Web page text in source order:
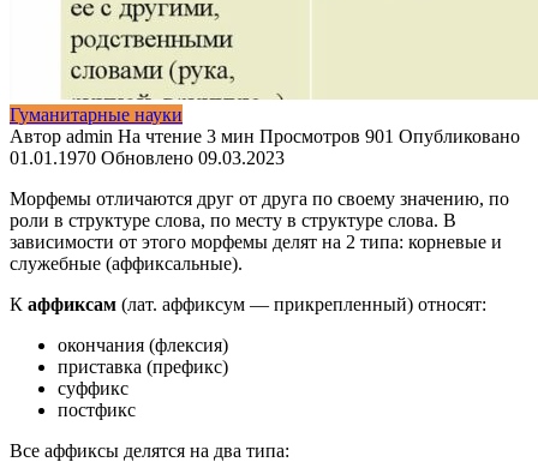
Гуманитарные науки
Автор admin На чтение 3 мин Просмотров 901 Опубликовано
01.01.1970 Обновлено 09.03.2023
Морфемы отличаются друг от друга по своему значению, по
роли в структуре слова, по месту в структуре слова. В
зависимости от этого морфемы делят на 2 типа: корневые и
служебные (аффиксальные).
К аффиксам (лат. аффиксум — прикрепленный) относят:
окончания (флексия)
приставка (префикс)
суффикс
постфикс
Все аффиксы делятся на два типа: